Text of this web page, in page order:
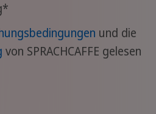
*
und die
von SPRACHCAFFE gelesen